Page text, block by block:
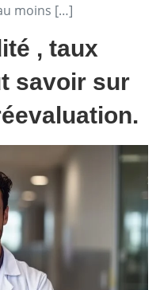
moins […]
, taux
savoir sur